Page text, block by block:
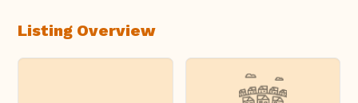
Listing Overview